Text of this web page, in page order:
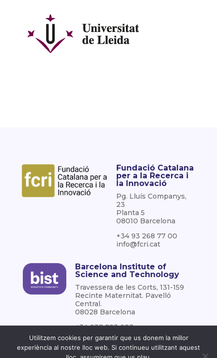
Fundació Catalana
per a la Recerca i
la Innovació
Pg. Lluís Companys,
23
Planta 5
08010 Barcelona
+34 93 268 77 00
info@fcri.cat
Barcelona Institute of
Science and Technology
Travessera de les Corts, 131-159
Recinte Maternitat. Pavelló
Central.
08028 Barcelona
+34 938 293 603
info@bist.eu
Utilitzem cookies per garantir que us donem la millor
experiència al nostre lloc web. Si continueu utilitzant aquest